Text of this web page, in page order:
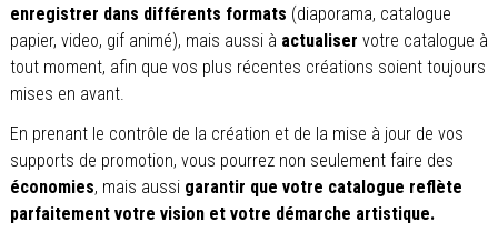
enregistrer dans différents formats (diaporama, catalogue
papier, video, gif animé), mais aussi à actualiser votre catalogue à
tout moment, afin que vos plus récentes créations soient toujours
mises en avant.
En prenant le contrôle de la création et de la mise à jour de vos
supports de promotion, vous pourrez non seulement faire des
économies, mais aussi garantir que votre catalogue reflète
parfaitement votre vision et votre démarche artistique.